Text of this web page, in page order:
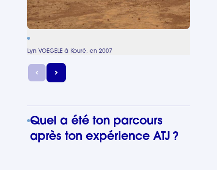
Lyn VOEGELE à Kouré, en 2007
Quel a été ton parcours
après ton expérience ATJ ?